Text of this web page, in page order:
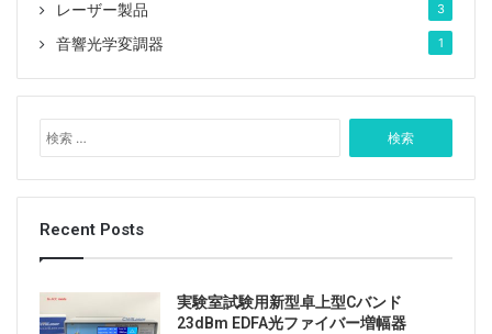
レーザー製品 3
音響光学変調器 1
索
:
Recent Posts
実験室試験用新型卓上型Cバンド
23dBm EDFA光ファイバー増幅器